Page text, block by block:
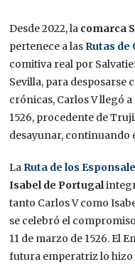
Desde 2022, la comarca
pertenece a las Rutas de
comitiva real por
Sevilla, para desposarse
crónicas, Carlos V llegó
1526, procedente de
desayunar, continuando
La Ruta de los
Isabel de Portugal
tanto Carlos V como
se celebró el
11 de marzo de 1526. El
futura emperatriz lo hizo